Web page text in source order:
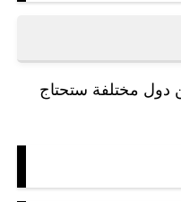
دول مختلفة ستحتاج